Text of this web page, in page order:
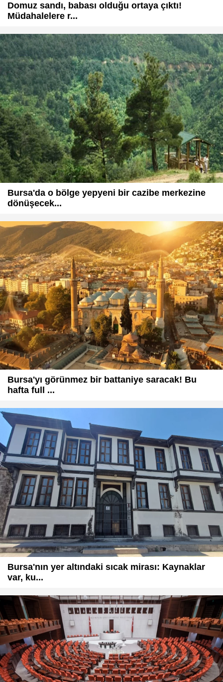
Domuz sandı, babası olduğu ortaya çıktı!
Müdahalelere r...
Bursa'da o bölge yepyeni bir cazibe merkezine
dönüşecek...
Bursa'yı görünmez bir battaniye saracak! Bu
hafta full ...
Bursa'nın yer altındaki sıcak mirası: Kaynaklar
var, ku...